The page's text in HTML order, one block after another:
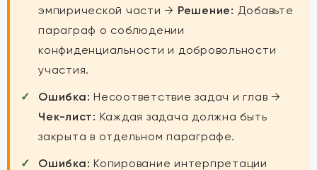
эмпирической части → Решение: Добавьте
параграф о соблюдении
конфиденциальности и добровольности
участия.
Ошибка: Несоответствие задач и глав →
Чек-лист: Каждая задача должна быть
закрыта в отдельном параграфе.
Ошибка: Копирование интерпретации